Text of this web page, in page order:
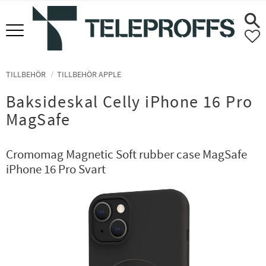
Meny
TILLBEHÖR TILLBEHÖR APPLE
Baksideskal Celly iPhone 16 Pro
MagSafe
Cromomag Magnetic Soft rubber case MagSafe
iPhone 16 Pro Svart